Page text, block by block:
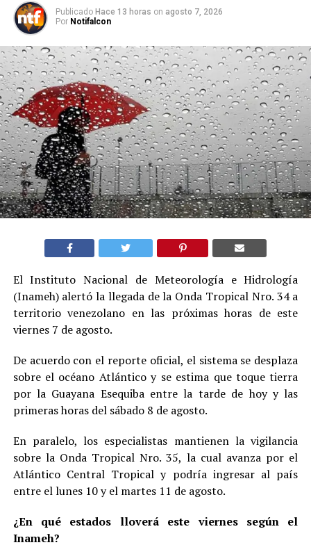
Publicado Hace 13 horas on agosto 7, 2026
Por Notifalcon
El Instituto Nacional de Meteorología e Hidrología
(Inameh) alertó la llegada de la Onda Tropical Nro. 34 a
territorio venezolano en las próximas horas de este
viernes 7 de agosto.
De acuerdo con el reporte oficial, el sistema se desplaza
sobre el océano Atlántico y se estima que toque tierra
por la Guayana Esequiba entre la tarde de hoy y las
primeras horas del sábado 8 de agosto.
En paralelo, los especialistas mantienen la vigilancia
sobre la Onda Tropical Nro. 35, la cual avanza por el
Atlántico Central Tropical y podría ingresar al país
entre el lunes 10 y el martes 11 de agosto.
¿En qué estados lloverá este viernes según el
Inameh?